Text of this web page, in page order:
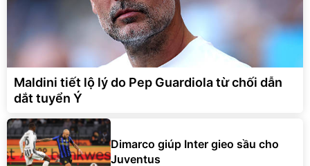
Maldini tiết lộ lý do Pep Guardiola từ chối dẫn
dắt tuyển Ý
Dimarco giúp Inter gieo sầu cho
Juventus